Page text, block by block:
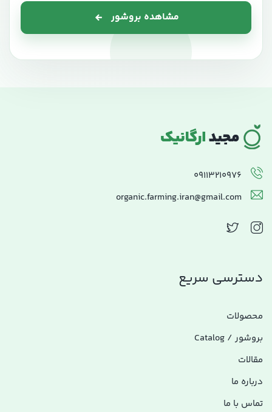
مشاهده بروشور
09113210976
organic.farming.iran@gmail.com
دسترسی سریع
محصولات
بروشور / Catalog
مقالات
درباره ما
تماس با ما